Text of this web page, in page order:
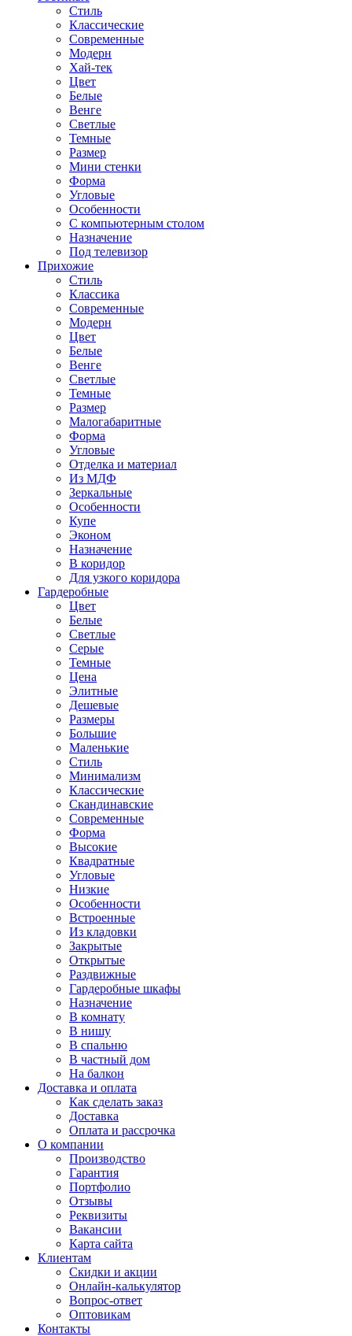
Стиль
Классические
Современные
Модерн
Хай-тек
Цвет
Белые
Венге
Светлые
Темные
Размер
Мини стенки
Форма
Угловые
Особенности
С компьютерным столом
Назначение
Под телевизор
Прихожие
Стиль
Классика
Современные
Модерн
Цвет
Белые
Венге
Светлые
Темные
Размер
Малогабаритные
Форма
Угловые
Отделка и материал
Из МДФ
Зеркальные
Особенности
Купе
Эконом
Назначение
В коридор
Для узкого коридора
Гардеробные
Цвет
Белые
Светлые
Серые
Темные
Цена
Элитные
Дешевые
Размеры
Большие
Маленькие
Стиль
Минимализм
Классические
Скандинавские
Современные
Форма
Высокие
Квадратные
Угловые
Низкие
Особенности
Встроенные
Из кладовки
Закрытые
Открытые
Раздвижные
Гардеробные шкафы
Назначение
В комнату
В нишу
В спальню
В частный дом
На балкон
Доставка и оплата
Как сделать заказ
Доставка
Оплата и рассрочка
О компании
Производство
Гарантия
Портфолио
Отзывы
Реквизиты
Вакансии
Карта сайта
Клиентам
Скидки и акции
Онлайн-калькулятор
Вопрос-ответ
Оптовикам
Контакты